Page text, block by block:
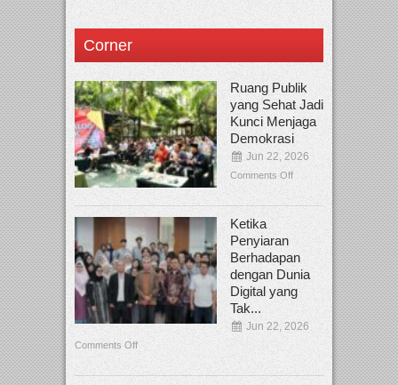
Corner
Ruang Publik
yang Sehat Jadi
Kunci Menjaga
Demokrasi
Jun 22, 2026
Comments Off
Ketika
Penyiaran
Berhadapan
dengan Dunia
Digital yang
Tak...
Jun 22, 2026
Comments Off